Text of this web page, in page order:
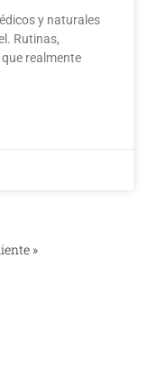
y naturales
Rutinas,
realmente
»